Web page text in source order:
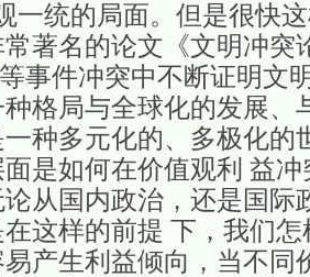
一统的局面。但是很快
著名的论文《文明冲突
事件冲突中不断证明文
格局与全球化的发展、
种多元化的、多极化的
是如何在价值观利 益
从国内政治，还是国际
这样的前提 下，我们
产生利益倾向，当不同